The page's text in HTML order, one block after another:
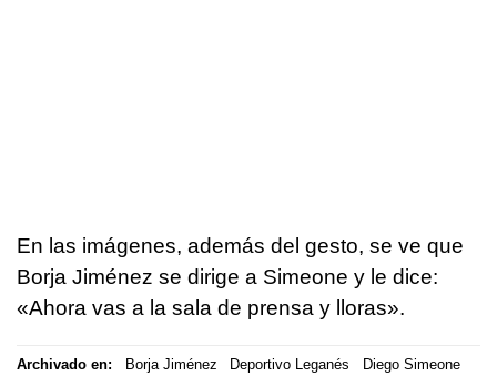
En las imágenes, además del gesto, se ve que
Borja Jiménez se dirige a Simeone y le dice:
«Ahora vas a la sala de prensa y lloras».
Archivado en: Borja Jiménez Deportivo Leganés
Diego Simeone